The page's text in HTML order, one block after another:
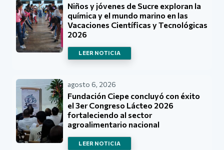
Niños y jóvenes de Sucre exploran la
química y el mundo marino en las
Vacaciones Científicas y Tecnológicas
2026
LEER NOTICIA
agosto 6, 2026
Fundación Ciepe concluyó con éxito
el 3er Congreso Lácteo 2026
fortaleciendo al sector
agroalimentario nacional
LEER NOTICIA